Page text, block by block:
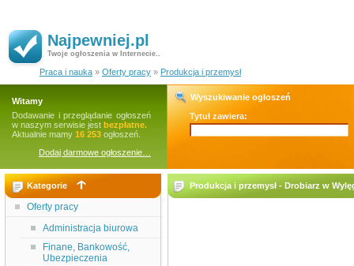
Najpewniej.pl
Twoje ogłoszenia w Internecie..
Praca i nauka » Oferty pracy » Produkcja i przemysł
Witamy
Dodawanie i przeglądanie ogłoszeń
w naszym serwisie jest bezpłatne.
Aktualnie mamy 16 253 ogłoszeń.
Dodaj darmowe ogłoszenie…
Wyszukiwanie ogłoszeń
Tytuł zawiera:
Kategorie
Oferty pracy
Administracja biurowa
Finane, Bankowość,
Ubezpieczenia
Produkcja i przemysł - Drobiarz w